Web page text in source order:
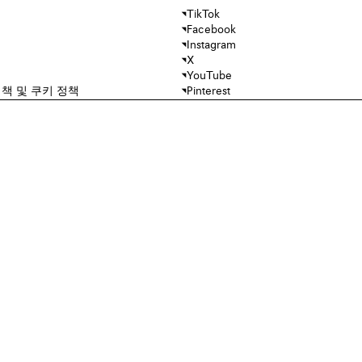
및 쿠키 정책
TikTok
Facebook
Instagram
X
YouTube
Pinterest